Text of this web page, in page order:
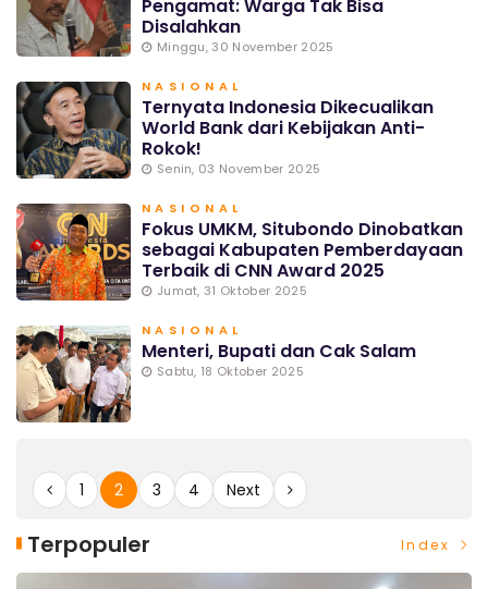
Pengamat: Warga Tak Bisa
Disalahkan
Minggu, 30 November 2025
NASIONAL
Ternyata Indonesia Dikecualikan
World Bank dari Kebijakan Anti-
Rokok!
Senin, 03 November 2025
NASIONAL
Fokus UMKM, Situbondo Dinobatkan
sebagai Kabupaten Pemberdayaan
Terbaik di CNN Award 2025
Jumat, 31 Oktober 2025
NASIONAL
Menteri, Bupati dan Cak Salam
Sabtu, 18 Oktober 2025
1 2 3 4 Next
Terpopuler Index